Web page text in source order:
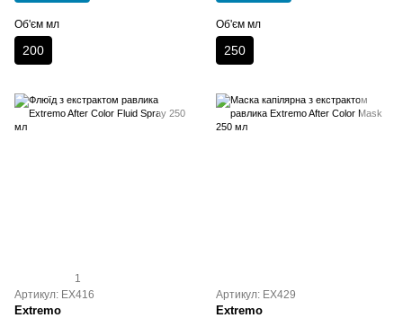
Об'єм мл
200
Об'єм мл
250
1
Артикул: EX416
Extremo
Артикул: EX429
Extremo